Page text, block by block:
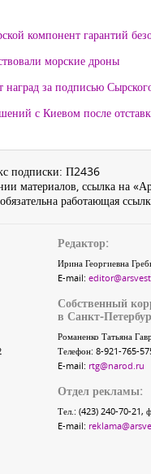
компонент гарантий
морские дроны
наград за подписью
с Киевом после
подписки: П2436
материалов, ссылка на
работающая
Редактор:
Ирина Георгиевна
E-mail:
Собственный
в Санкт-
Романенко Татьяна
Телефон: 8-921-765-
E-mail: rtg@narod.ru
Отдел рекламы:
Тел.: (423) 240-70-21,
E-mail: